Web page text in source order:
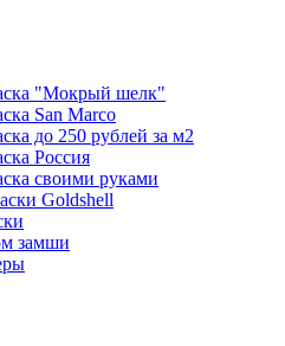
"Мокрый шелк"
San Marco
до 250 рублей за м2
Россия
своими руками
Goldshell
замши